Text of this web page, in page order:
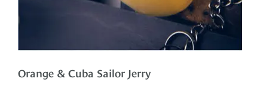
Orange & Cuba Sailor Jerry